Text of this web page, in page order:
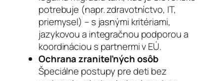
potrebuje (napr. zdravotníctvo, IT,
priemysel) – s jasnými kritériami,
jazykovou a integračnou podporou a
koordináciou s partnermi v EÚ.
Ochrana zraniteľných osôb
Špeciálne postupy pre deti bez